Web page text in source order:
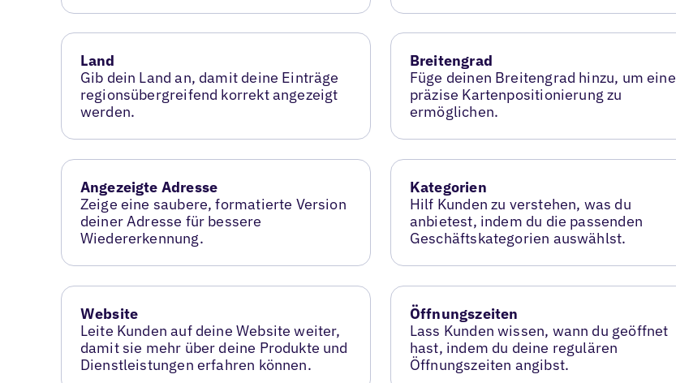
Land
Gib dein Land an, damit deine Einträge
regionsübergreifend korrekt angezeigt
werden.
Breitengrad
Füge deinen Breitengrad hinzu, um eine
präzise Kartenpositionierung zu
ermöglichen.
Angezeigte Adresse
Zeige eine saubere, formatierte Version
deiner Adresse für bessere
Wiedererkennung.
Kategorien
Hilf Kunden zu verstehen, was du
anbietest, indem du die passenden
Geschäftskategorien auswählst.
Website
Leite Kunden auf deine Website weiter,
damit sie mehr über deine Produkte und
Dienstleistungen erfahren können.
Öffnungszeiten
Lass Kunden wissen, wann du geöffnet
hast, indem du deine regulären
Öffnungszeiten angibst.